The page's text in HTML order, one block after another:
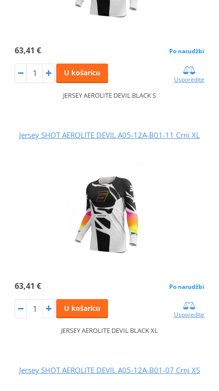
63,41 € Po narudžbi
U košaricu
Usporedite
JERSEY AEROLITE DEVIL BLACK S
Jersey SHOT AEROLITE DEVIL A05-12A-B01-11 Crni XL
63,41 € Po narudžbi
U košaricu
Usporedite
JERSEY AEROLITE DEVIL BLACK XL
Jersey SHOT AEROLITE DEVIL A05-12A-B01-07 Crni XS